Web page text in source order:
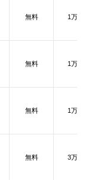
無料 1万～
無料 1万～
無料 1万～
無料 3万～